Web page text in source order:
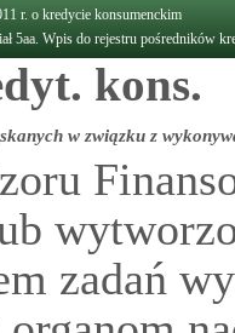
r. o kredycie konsumenckim
5aa. Wpis do rejestru pośredników
kons.
w związku z
zadań